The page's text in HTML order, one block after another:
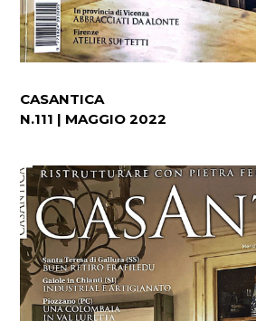
CASANTICA
N.111 | MAGGIO 2022